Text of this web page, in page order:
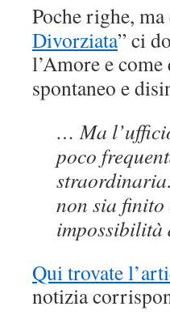
Poche righe,
Divorziata” ci
l’Amore e come
spontaneo e
… Ma
poco
non sia
impossibilità
Qui trovate
notizia